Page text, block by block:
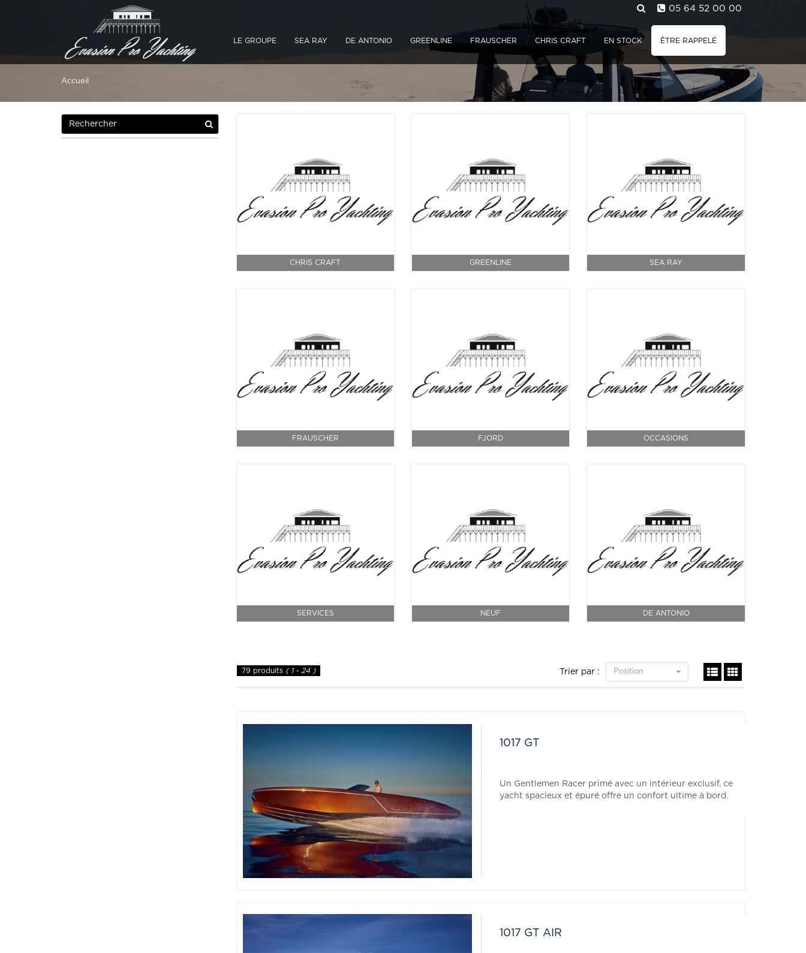
05 64 52 00 00
LE GROUPE SEA RAY DE ANTONIO GREENLINE FRAUSCHER CHRIS CRAFT EN STOCK ÊTRE RAPPELÉ
Accueil
CHRIS CRAFT GREENLINE SEA RAY
FRAUSCHER FJORD OCCASIONS
SERVICES NEUF DE ANTONIO
79 produits ( 1 - 24 ) Trier par : Position
1017 GT
Un Gentlemen Racer primé avec un intérieur exclusif, ce
yacht spacieux et épuré offre un confort ultime à bord.
1017 GT AIR